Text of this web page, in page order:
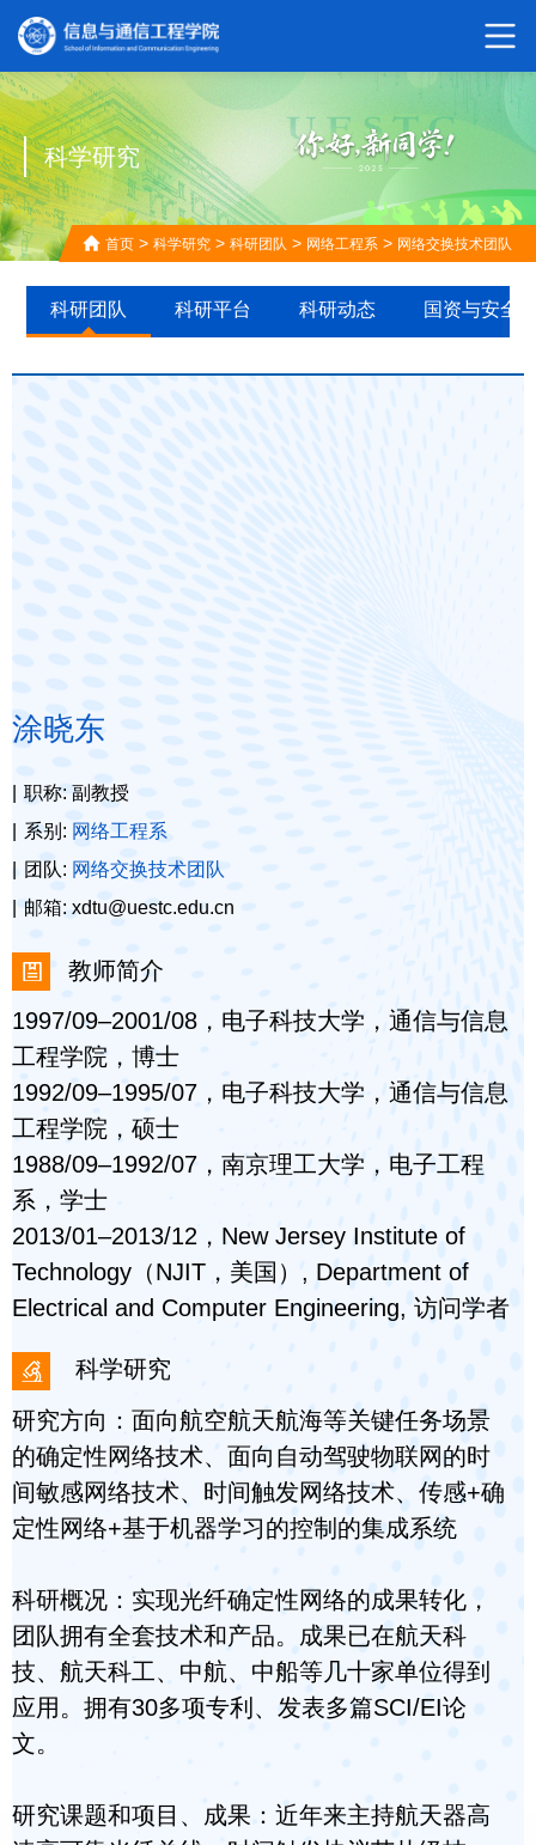
科学研究
首页 > 科学研究 > 科研团队 > 网络工程系 > 网络交换技术团队
科研团队 科研平台 科研动态 国资与安全
涂晓东
职称: 副教授
系别: 网络工程系
团队: 网络交换技术团队
邮箱: xdtu@uestc.edu.cn
教师简介
1997/09–2001/08，电子科技大学，通信与信息
工程学院，博士
1992/09–1995/07，电子科技大学，通信与信息
工程学院，硕士
1988/09–1992/07，南京理工大学，电子工程
系，学士
2013/01–2013/12，New Jersey Institute of
Technology（NJIT，美国）, Department of
Electrical and Computer Engineering, 访问学者
科学研究
研究方向：面向航空航天航海等关键任务场景
的确定性网络技术、面向自动驾驶物联网的时
间敏感网络技术、时间触发网络技术、传感+确
定性网络+基于机器学习的控制的集成系统
科研概况：实现光纤确定性网络的成果转化，
团队拥有全套技术和产品。成果已在航天科
技、航天科工、中航、中船等几十家单位得到
应用。拥有30多项专利、发表多篇SCI/EI论
文。
研究课题和项目、成果：近年来主持航天器高